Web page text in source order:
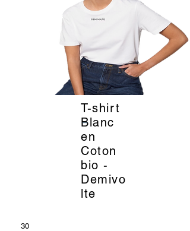
T-shirt
Blanc
en
Coton
bio -
Demivo
lte
_
30